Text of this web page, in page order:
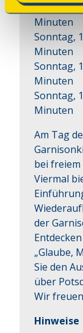
Sonntag,
Minuten
Sonntag,
Minuten
Sonntag,
Minuten
Sonntag,
Minuten
Am Tag
bei
Viermal
der
„Glaube,
Sie den
über
Wir
Hinweise